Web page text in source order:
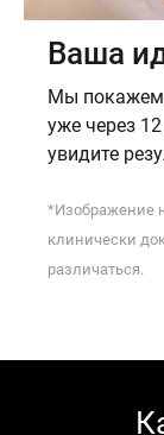
Ваша
Мы
уже через
увидите
*Изображение
клинически
различаться.